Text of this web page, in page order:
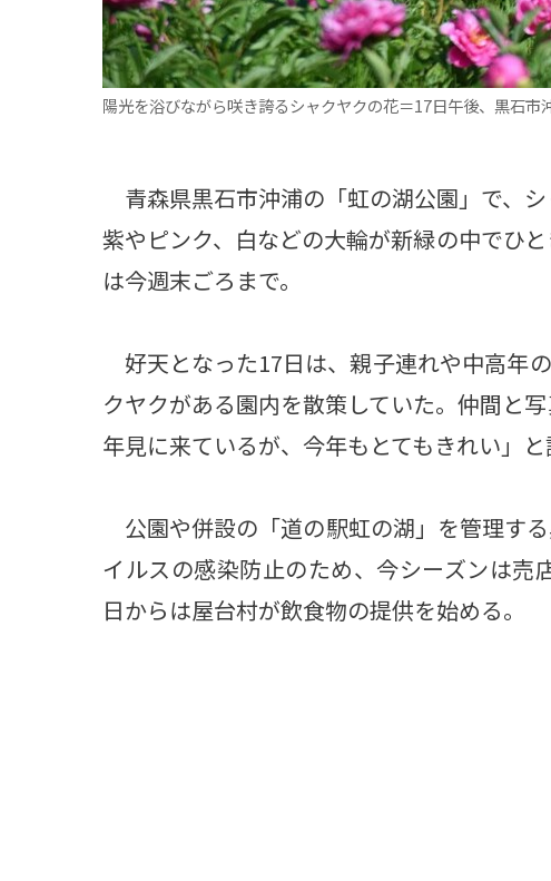
陽光を浴びながら咲き誇るシャクヤクの花＝17日午後、黒石市
青森県黒石市沖浦の「虹の湖公園」で、
紫やピンク、白などの大輪が新緑の中でひ
は今週末ごろまで。
好天となった17日は、親子連れや中高年
クヤクがある園内を散策していた。仲間と
年見に来ているが、今年もとてもきれい」と
公園や併設の「道の駅虹の湖」を管理す
イルスの感染防止のため、今シーズンは
日からは屋台村が飲食物の提供を始める。